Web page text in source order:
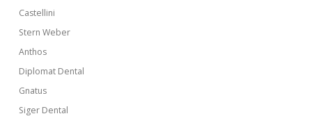
Castellini
Stern Weber
Anthos
Diplomat Dental
Gnatus
Siger Dental